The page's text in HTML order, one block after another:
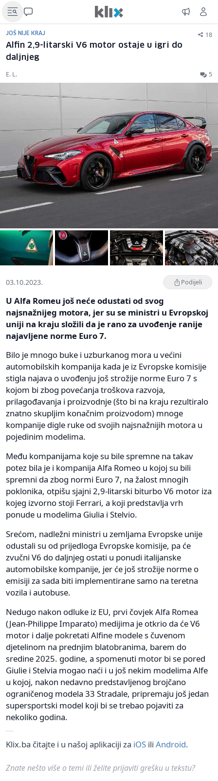
JOŠ NIJE KRAJ 18
Alfin 2,9-litarski V6 motor ostaje u igri do
daljnjeg
E. L. 5
03.10.2023. Podijeli
U Alfa Romeu još neće odustati od svog
najsnažnijeg motora, jer su se ministri u Evropskoj
uniji na kraju složili da je rano za uvođenje ranije
najavljene norme Euro 7.
Bilo je mnogo buke i uzburkanog mora u većini
automobilskih kompanija kada je iz Evropske komisije
stigla najava o uvođenju još strožije norme Euro 7 s
kojom bi zbog povećanja troškova razvoja,
prilagođavanja i proizvodnje (što bi na kraju rezultiralo
znatno skupljim konačnim proizvodom) mnoge
kompanije digle ruke od svojih najsnažnijih motora u
pojedinim modelima.
Među kompanijama koje su bile spremne na takav
potez bila je i kompanija Alfa Romeo u kojoj su bili
spremni da zbog normi Euro 7, na žalost mnogih
poklonika, otpišu sjajni 2,9-litarski biturbo V6 motor iza
kojeg izvorno stoji Ferrari, a koji predstavlja vrh
ponude u modelima Giulia i Stelvio.
Srećom, nadležni ministri u zemljama Evropske unije
odustali su od prijedloga Evropske komisije, pa će
zvučni V6 do daljnjeg ostati u ponudi italijanske
automobilske kompanije, jer će još strožije norme o
emisiji za sada biti implementirane samo na teretna
vozila i autobuse.
Nedugo nakon odluke iz EU, prvi čovjek Alfa Romea
(Jean-Philippe Imparato) medijima je otkrio da će V6
motor i dalje pokretati Alfine modele s čuvenom
djetelinom na prednjim blatobranima, barem do
sredine 2025. godine, a spomenuti motor bi se pored
Giulie i Stelvia mogao naći i u još nekim modelima Alfe
u kojoj, nakon nedavno predstavljenog brojčano
ograničenog modela 33 Stradale, pripremaju još jedan
supersportski model koji bi se trebao pojaviti za
nekoliko godina.
Klix.ba čitajte i u našoj aplikaciji za iOS ili Android.
Znate nešto više o temi ili želite prijaviti grešku u tekstu?